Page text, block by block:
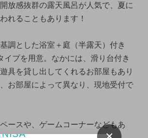
放感抜群の露天風呂が人気で、夏に
れることもあります！
調とした浴室＋庭（半露天）付き
イプを用意。なかには、滑り台付き
具を貸し出してくれるお部屋もあり
お部屋によって異なり、現地受付で
ースや、ゲームコーナーなどもあ